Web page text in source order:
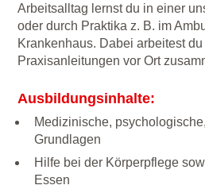
Arbeitsalltag lernst du in einer
oder durch Praktika z. B. im
Krankenhaus. Dabei arbeitest
Praxisanleitungen vor Ort
Ausbildungsinhalte:
Medizinische,
Grundlagen
Hilfe bei der Körperpflege
Essen